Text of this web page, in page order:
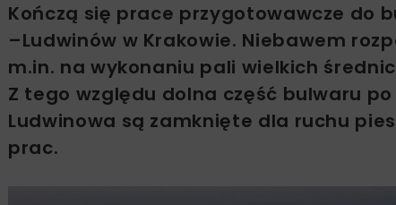
Kończą się prace przygotowawcze do
–Ludwinów w Krakowie. Niebawem
m.in. na wykonaniu pali wielkich
Z tego względu dolna część bulwaru
Ludwinowa są zamknięte dla ruchu
prac.